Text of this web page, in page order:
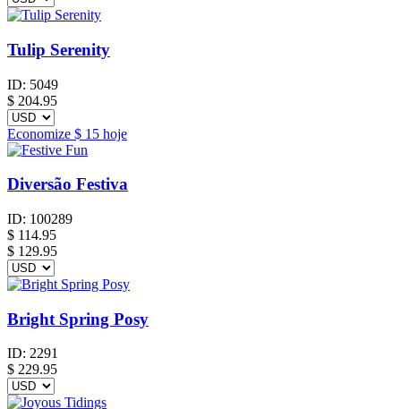
Tulip Serenity
ID: 5049
$ 204.95
Economize $ 15 hoje
Diversão Festiva
ID: 100289
$ 114.95
$ 129.95
Bright Spring Posy
ID: 2291
$ 229.95